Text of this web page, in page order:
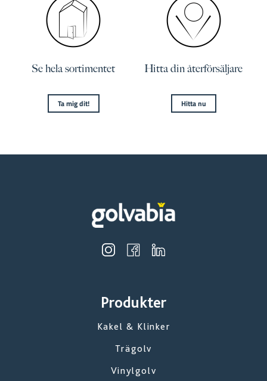
Se hela sortimentet
Ta mig dit!
Hitta din återförsäljare
Hitta nu
Produkter
Kakel & Klinker
Trägolv
Vinylgolv